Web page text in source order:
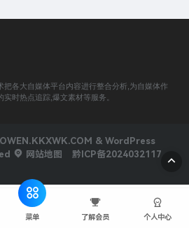
把各大自媒体平台内容进行整合分析,为自媒体作
时热点追踪,爆文素材等服务。
& WordPress
网站地图
黔ICP备2024032117
菜单 了解会员 个人中心